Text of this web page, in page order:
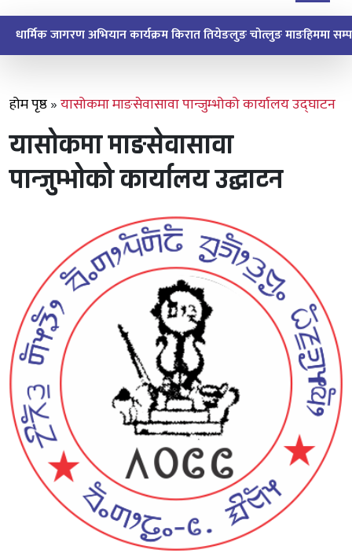
धार्मिक जागरण अभियान कार्यक्रम किरात तियेङलुङ चोत्लुङ माङहिममा
होम पृष्ठ»यासोकमा माङसेवासावा पान्जुम्भोको कार्यालय उद्घाटन
यासोकमा माङसेवासावा
पान्जुम्भोको कार्यालय उद्घाटन